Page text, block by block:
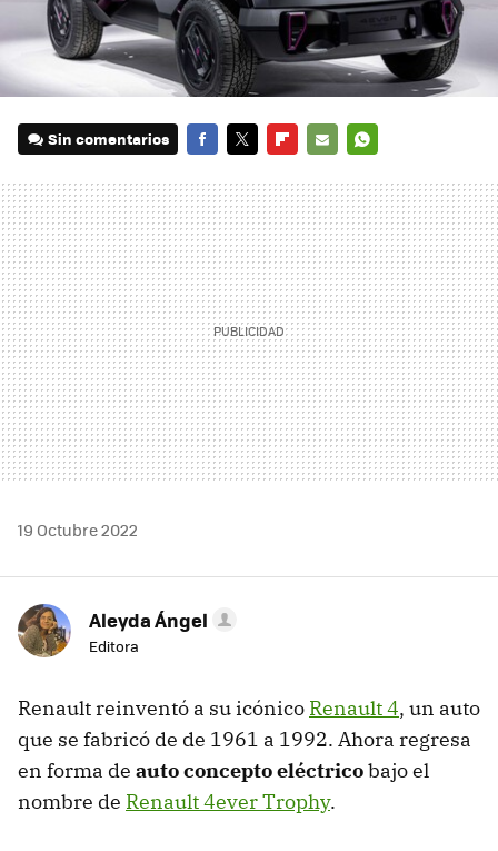
Sin comentarios
MAIL
19 Octubre 2022
Aleyda Ángel
Editora
Renault reinventó a su icónico Renault 4, un auto
que se fabricó de de 1961 a 1992. Ahora regresa
en forma de auto concepto eléctricobajo el
nombre de Renault 4ever Trophy.